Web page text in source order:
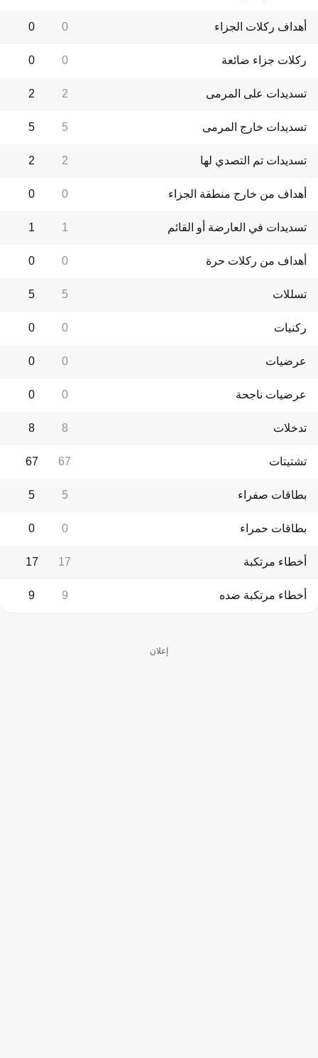
أهداف ركلات الجزاء 0
0
ركلات جزاء ضائعة 0
0
تسديدات على المرمى 2
2
تسديدات خارج المرمى 5
5
تسديدات تم التصدي لها 2
2
أهداف من خارج منطقة الجزاء 0
0
تسديدات في العارضة أو القائم 1
1
أهداف من ركلات حرة 0
0
تسللات 5
5
ركنيات 0
0
عرضيات 0
0
عرضيات ناجحة 0
0
تدخلات 8
8
تشتيتات 67
67
بطاقات صفراء 5
5
بطاقات حمراء 0
0
أخطاء مرتكبة 17
17
أخطاء مرتكبة ضده 9
9
إعلان